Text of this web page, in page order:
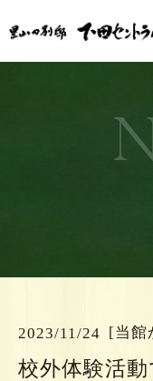
2023/11/24 [当館
校外体験活